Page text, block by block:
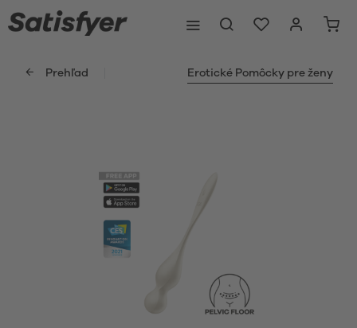
Prehľad Erotické Pomôcky pre ženy